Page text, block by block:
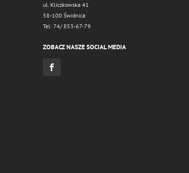
ul. Kliczkowska 41
58-100 Świdnica
Tel: 74/ 853-67-79
ZOBACZ NASZE SOCIAL MEDIA